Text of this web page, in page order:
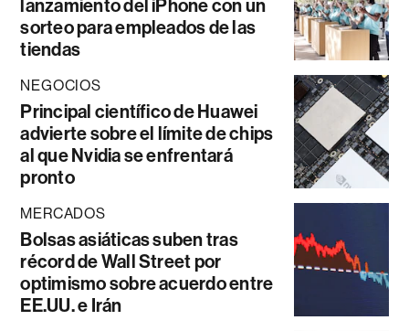
lanzamiento del iPhone con un
sorteo para empleados de las
tiendas
NEGOCIOS
Principal científico de Huawei
advierte sobre el límite de chips
al que Nvidia se enfrentará
pronto
MERCADOS
Bolsas asiáticas suben tras
récord de Wall Street por
optimismo sobre acuerdo entre
EE.UU. e Irán